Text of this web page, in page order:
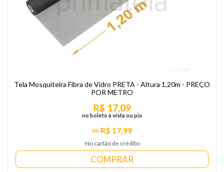
Tela Mosquiteira Fibra de Vidro PRETA - Altura 1,20m - PREÇO
POR METRO
R$ 17,99
No cartão de crédito
R$ 17,09
no boleto à vista ou pix
COMPRAR